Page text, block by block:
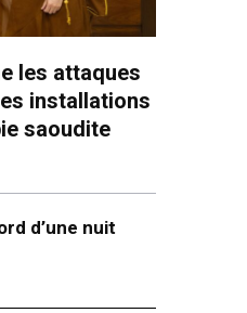
les attaques
installations
saoudite
d’une nuit